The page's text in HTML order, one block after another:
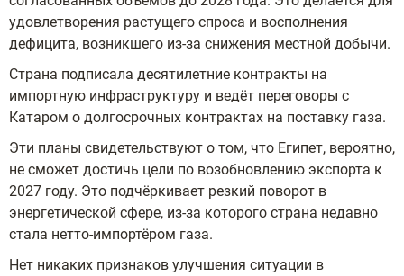
удовлетворения растущего спроса и восполнения
дефицита, возникшего из-за снижения местной добычи.
Страна подписала десятилетние контракты на
импортную инфраструктуру и ведёт переговоры с
Катаром о долгосрочных контрактах на поставку газа.
Эти планы свидетельствуют о том, что Египет, вероятно,
не сможет достичь цели по возобновлению экспорта к
2027 году. Это подчёркивает резкий поворот в
энергетической сфере, из-за которого страна недавно
стала нетто-импортёром газа.
Нет никаких признаков улучшения ситуации в